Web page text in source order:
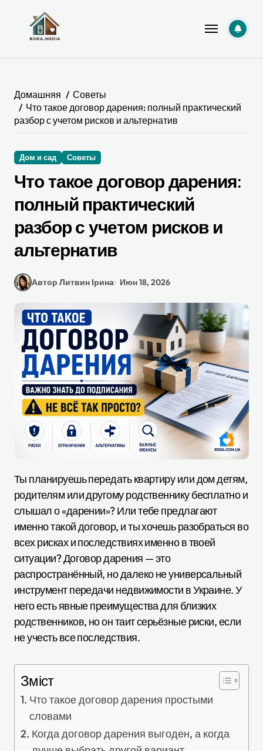
содержанию
Домашняя
Советы
Что такое договор дарения: полный практический
разбор с учетом рисков и альтернатив
Дом и сад Советы
Что такое договор дарения:
полный практический
разбор с учетом рисков и
альтернатив
Автор Литвин Ірина Июн 18, 2026
Ты планируешь передать квартиру или дом детям,
родителям или другому родственнику бесплатно и
слышал о «дарении»? Или тебе предлагают
именно такой договор, и ты хочешь разобраться во
всех рисках и последствиях именно в твоей
ситуации? Договор дарения — это
распространённый, но далеко не универсальный
инструмент передачи недвижимости в Украине. У
него есть явные преимущества для близких
родственников, но он таит серьёзные риски, если
не учесть все последствия.
Зміст
Что такое договор дарения простыми
словами
Когда договор дарения выгоден, а когда